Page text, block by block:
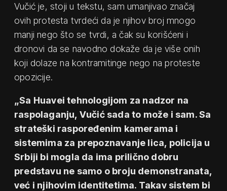
Vučić je, stoji u tekstu, sam umanjivao značaj
ovih protesta tvrdeći da je njihov broj mnogo
manji nego što se tvrdi, a čak su korišćeni i
dronovi da se navodno dokaže da je više onih
koji dolaze na kontramitinge nego na proteste
opozicije.
„Sa Huavei tehnologijom za nadzor na
raspolaganju, Vučić sada to može i sam. Sa
strateški raspoređenim kamerama i
sistemima za prepoznavanje lica, policija u
Srbiji bi mogla da ima prilično dobru
predstavu ne samo o broju demonstranata,
već i njihovim identitetima. Takav sistem bi